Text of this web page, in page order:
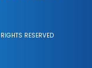
RESERVED